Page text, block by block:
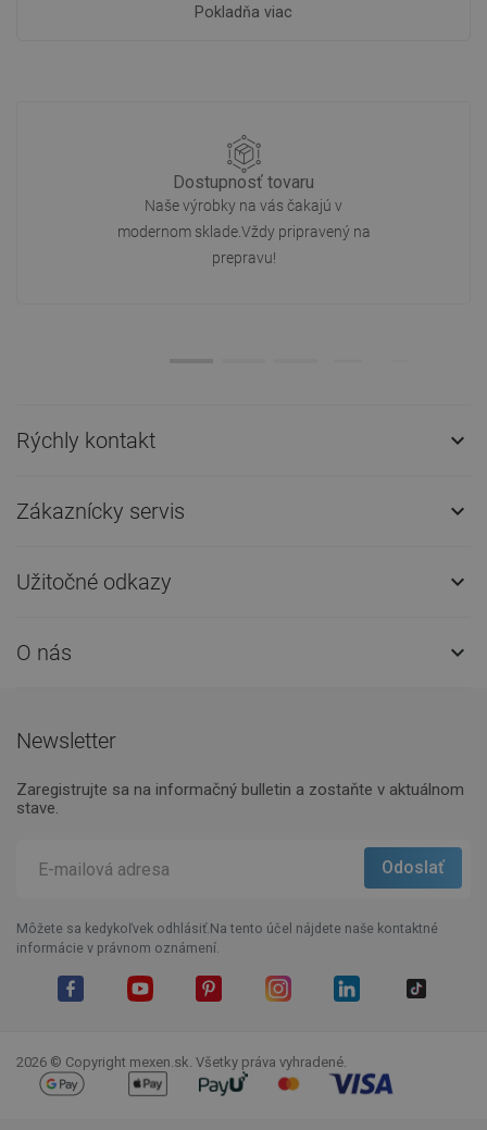
Pokladňa viac
Dostupnosť tovaru
Naše výrobky na vás čakajú v
modernom sklade.Vždy pripravený na
prepravu!
Rýchly kontakt 
Zákaznícky servis 
Užitočné odkazy 
O nás 
Newsletter
Zaregistrujte sa na informačný bulletin a zostaňte v aktuálnom
stave.
Môžete sa kedykoľvek odhlásiť.Na tento účel nájdete naše kontaktné
informácie v právnom oznámení.
2026 © Copyright mexen.sk. Všetky práva vyhradené.